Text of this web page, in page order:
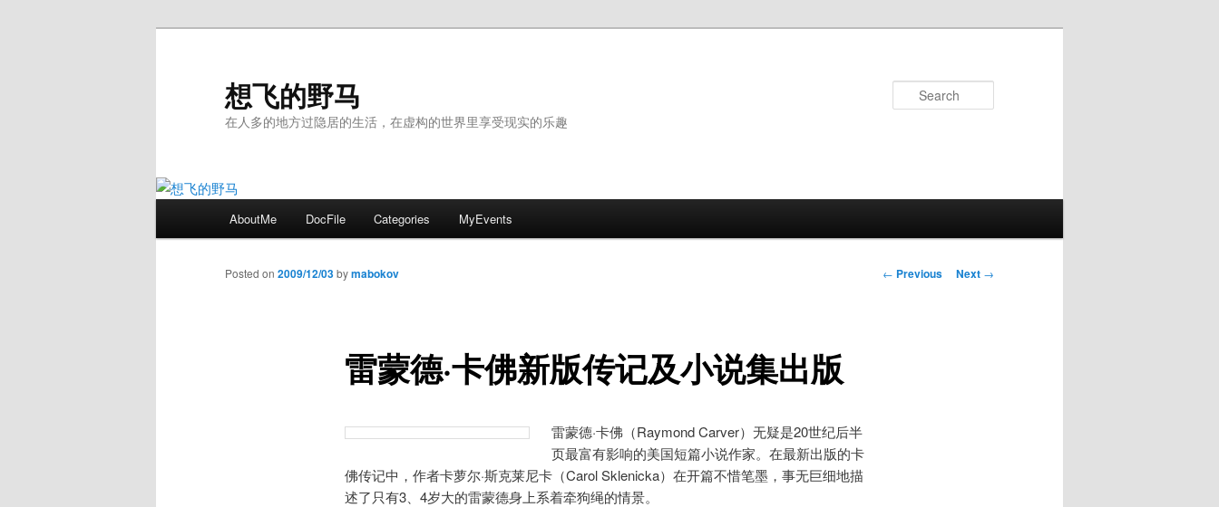
想飞的野马
在人多的地方过隐居的生活，在虚构的世界里享受现实的乐趣
AboutMe DocFile Categories MyEvents
Post
← Previous Next →
雷蒙德·卡佛新版传记及小说集出版
Posted on 2009/12/03bymabokov
雷蒙德·卡佛（Raymond Carver）无疑是20世纪后半
页最富有影响的美国短篇小说作家。在最新出版的卡
佛传记中，作者卡萝尔·斯克莱尼卡（Carol Sklenicka）在开篇不惜笔墨，事无巨细地描
述了只有3、4岁大的雷蒙德身上系着牵狗绳的情景。